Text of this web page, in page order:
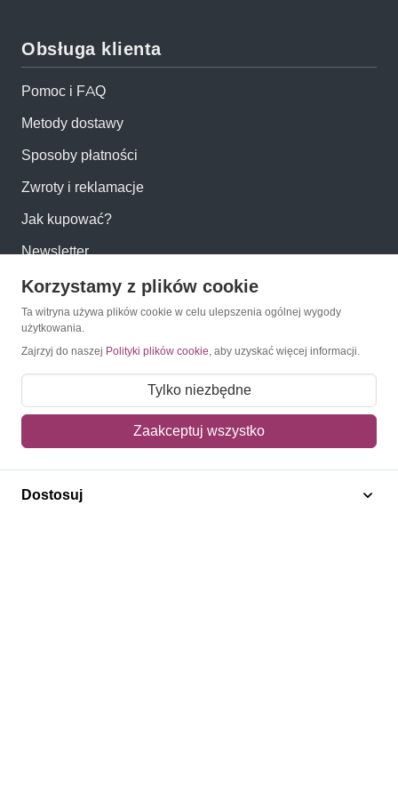
Obsługa klienta
Pomoc i FAQ
Metody dostawy
Sposoby płatności
Zwroty i reklamacje
Jak kupować?
Newsletter
Konto
Moje konto
Mój koszyk
Adres dostawy
Polecamy
Korzystamy z plików cookie
Ta witryna używa plików cookie w celu ulepszenia ogólnej wygody
użytkowania.
Zajrzyj do naszej Polityki plików cookie, aby uzyskać więcej informacji.
Tylko niezbędne
Zaakceptuj wszystko
Dostosuj